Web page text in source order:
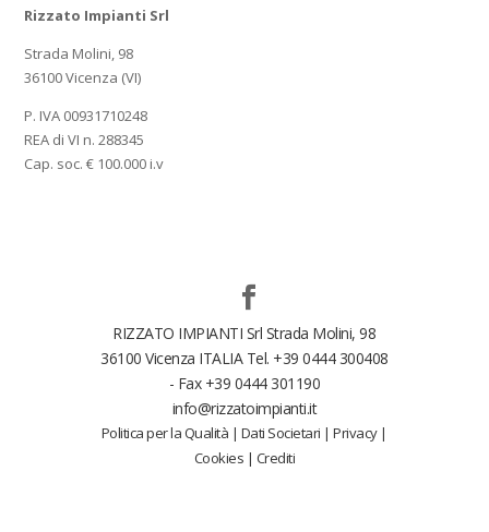
Rizzato Impianti Srl
Strada Molini, 98
36100 Vicenza (VI)
P. IVA 00931710248
REA di VI n. 288345
Cap. soc. € 100.000 i.v
RIZZATO IMPIANTI Srl Strada Molini, 98
36100 Vicenza ITALIA Tel. +39 0444 300408
- Fax +39 0444 301190
info@rizzatoimpianti.it
Politica per la Qualità | Dati Societari |Privacy|
Cookies | Crediti